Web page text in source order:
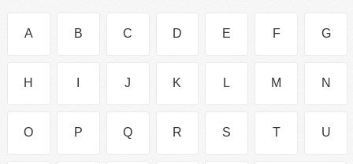
A B C D E F G
H J K L M N
O P Q R S T U